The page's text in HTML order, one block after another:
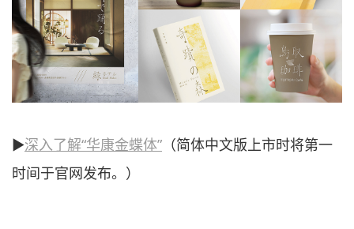
▶深入了解“华康金蝶体” （简体中文版上市时将第一
时间于官网发布。）